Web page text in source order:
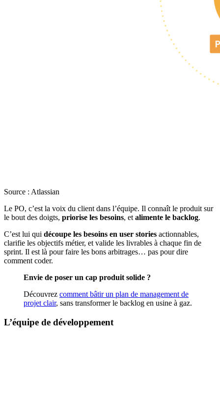
Source : Atlassian
Le PO, c’est la voix du client dans l’équipe. Il connaît le produit sur
le bout des doigts, priorise les besoins, et alimente le backlog.
C’est lui qui découpe les besoins en user stories actionnables,
clarifie les objectifs métier, et valide les livrables à chaque fin de
sprint. Il est là pour faire les bons arbitrages… pas pour dire
comment coder.
Envie de poser un cap produit solide ?
Découvrez comment bâtir un plan de management de
projet clair, sans transformer le backlog en usine à gaz.
L’équipe de développement